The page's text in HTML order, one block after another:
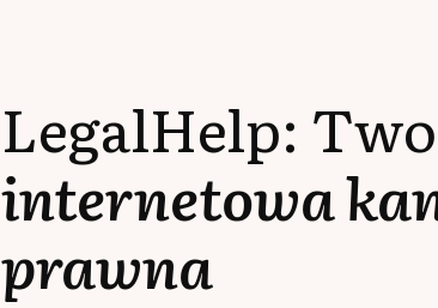
LegalHelp:
internetowa
prawna